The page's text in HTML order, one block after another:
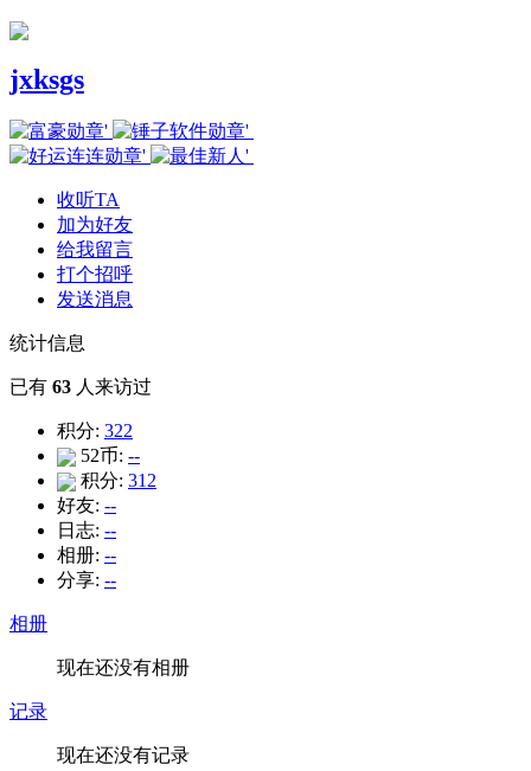
jxksgs
收听TA
加为好友
给我留言
打个招呼
发送消息
统计信息
已有 63 人来访过
积分: 322
52币: --
积分: 312
好友: --
日志: --
相册: --
分享: --
相册
现在还没有相册
记录
现在还没有记录